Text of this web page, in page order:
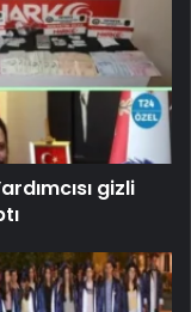
gizli